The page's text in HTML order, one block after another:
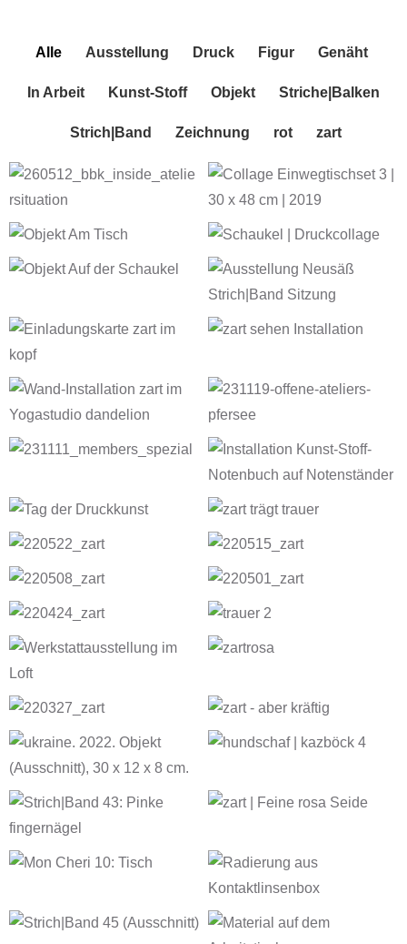
Alle Ausstellung Druck Figur Genäht
In Arbeit Kunst-Stoff Objekt Striche|Balken
Strich|Band Zeichnung rot zart